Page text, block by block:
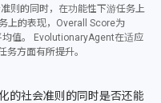
则的同时，在功能性下游任务上
上的表现，Overall Score为
值。 EvolutionaryAgent在适应
方面有所提升。
的社会准则的同时是否还能